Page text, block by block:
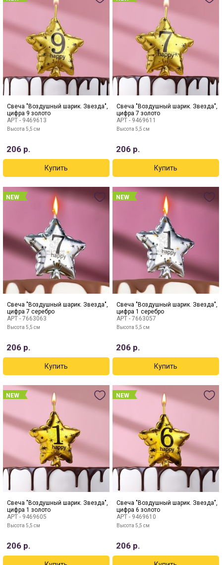
Свеча "Воздушный шарик. Звезда",
цифра 9 золото
АРТ - 9469613
Высота 5,5 см
206р.
Свеча "Воздушный шарик. Звезда",
цифра 7 золото
АРТ - 9469611
Высота 5,5 см
206 р.
NEW
Свеча "Воздушный шарик. Звезда",
цифра 7 серебро
АРТ - 7663063
Высота 5,5 см
206р.
NEW
Свеча "Воздушный шарик. Звезда",
цифра 1 серебро
АРТ - 7663057
Высота 5,5 см
206 р.
NEW
Свеча "Воздушный шарик. Звезда",
цифра 1 золото
АРТ - 9469605
Высота 5,5 см
206р.
NEW
Свеча "Воздушный шарик. Звезда",
цифра 6 золото
АРТ - 9469610
Высота 5,5 см
206 р.